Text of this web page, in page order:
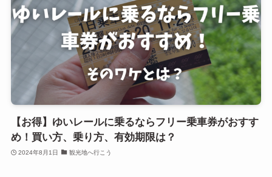
【お得】ゆいレールに乗るならフリー乗車券がおすす
め！買い方、乗り方、有効期限は？
2024年8月1日 観光地へ行こう